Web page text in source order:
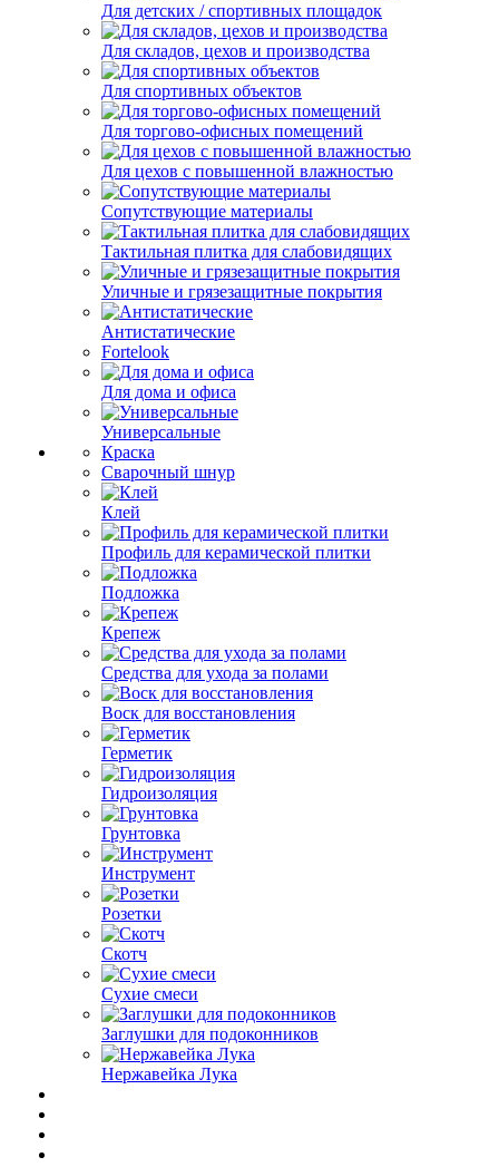
Для детских / спортивных площадок
Для складов, цехов и производства
Для спортивных объектов
Для торгово-офисных помещений
Для цехов с повышенной влажностью
Сопутствующие материалы
Тактильная плитка для слабовидящих
Уличные и грязезащитные покрытия
Антистатические
Fortelook
Для дома и офиса
Универсальные
Краска
Сварочный шнур
Клей
Профиль для керамической плитки
Подложка
Крепеж
Средства для ухода за полами
Воск для восстановления
Герметик
Гидроизоляция
Грунтовка
Инструмент
Розетки
Скотч
Сухие смеси
Заглушки для подоконников
Нержавейка Лука